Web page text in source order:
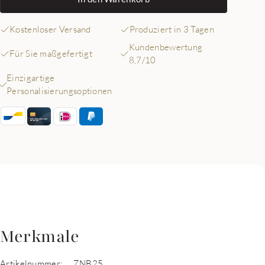
Kostenloser Versand Produziert in 3 Tagen
Für Sie maßgefertigt
Kundenbewertung
8,7/10
Einzigartige
Personalisierungsoptionen
Merkmale